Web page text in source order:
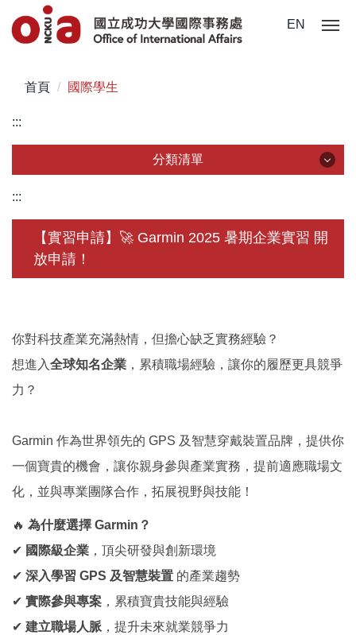
到
區
EN
首頁 國際學生
:::
分類清單
關於我們
未來學生
在校須知
國際鏈結
:::
【實習申請】🚀 Garmin 2025 暑期企業實習 開
放申請！
你對科技產業充滿熱情，但擔心缺乏實務經驗？
想進入全球知名企業 ，累積職場經驗，讓你的履歷更具競爭
力？
Garmin 作為世界領先的 GPS 及智慧穿戴裝置品牌，提供你
一個寶貴的機會，讓你親身參與產業實務，提前適應職場文
化，並與專業團隊合作，拓展視野與技能！
🔥 為什麼選擇 Garmin？
✔ 國際級企業 ，頂尖研發與創新環境
✔ 深入學習 GPS 及智慧裝置 的產業趨勢
✔ 實際參與專案 ，累積寶貴技能與經驗
✔ 建立職場人脈 ，提升未來就業競爭力